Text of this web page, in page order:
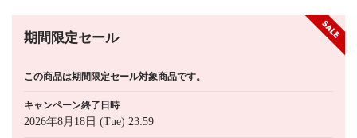
期間限定セール
この商品は期間限定セール対象商品です。
キャンペーン終了日時
2026年8月18日 (Tue) 23:59